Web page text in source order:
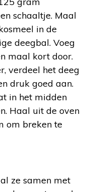
schaaltje. Maal
in de
deegbal. Voeg
maal kort door.
verdeel het deeg
druk goed aan.
in het midden
Haal uit de oven
om breken te
ze samen met